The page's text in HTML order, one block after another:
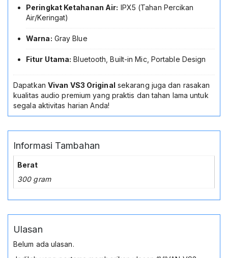
Peringkat Ketahanan Air: IPX5 (Tahan Percikan
Air/Keringat)
Warna: Gray Blue
Fitur Utama: Bluetooth, Built-in Mic, Portable Design
Dapatkan Vivan VS3 Original sekarang juga dan rasakan
kualitas audio premium yang praktis dan tahan lama untuk
segala aktivitas harian Anda!
Informasi Tambahan
Berat
300 gram
Ulasan
Belum ada ulasan.